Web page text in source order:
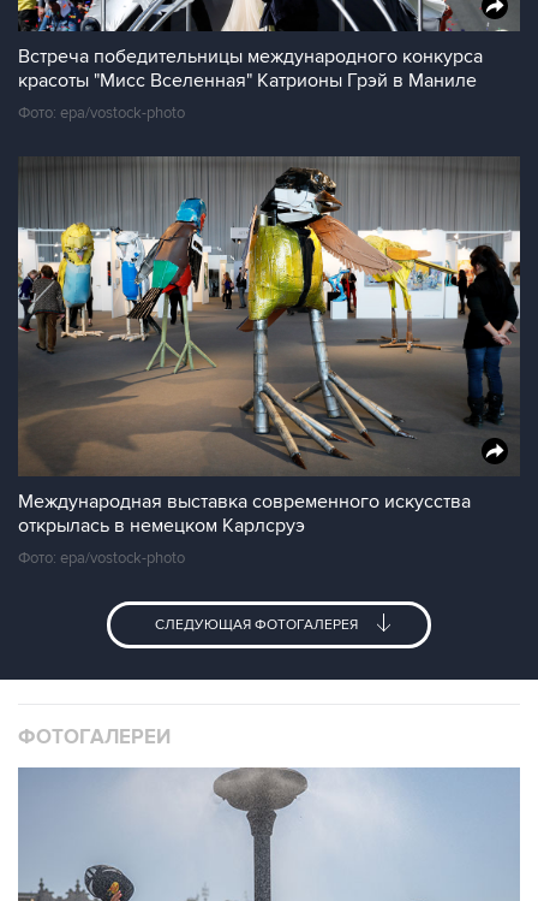
Встреча победительницы международного конкурса
красоты "Мисс Вселенная" Катрионы Грэй в Маниле
Фото: epa/vostock-photo
Международная выставка современного искусства
открылась в немецком Карлсруэ
Фото: epa/vostock-photo
СЛЕДУЮЩАЯ ФОТОГАЛЕРЕЯ
ФОТОГАЛЕРЕИ